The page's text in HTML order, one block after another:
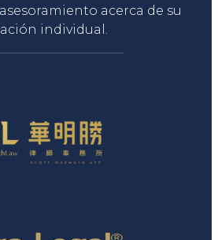
acerca de su
individual.